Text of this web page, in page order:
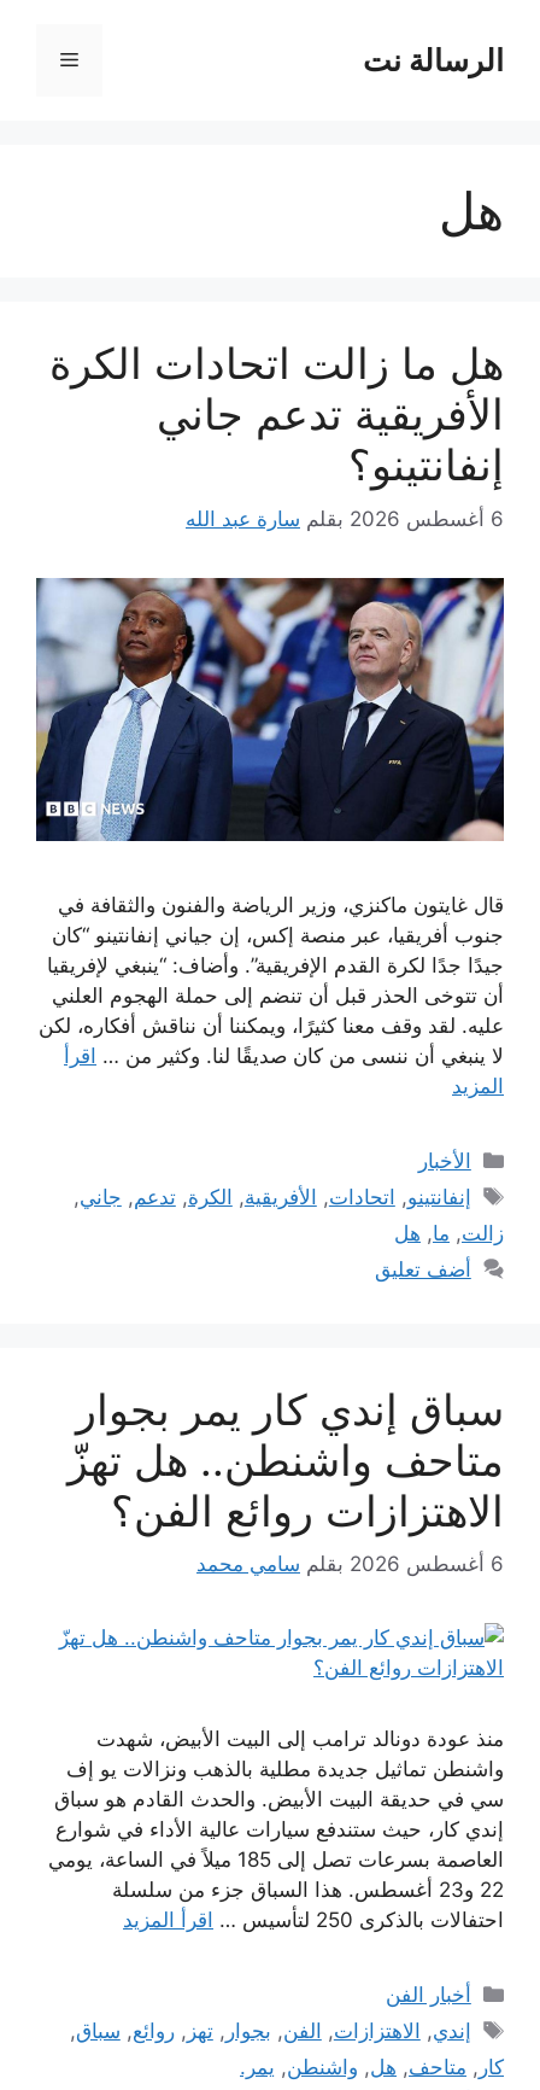
المحتوىالرسالة نت القائمة
هل
هل ما زالت اتحادات الكرة
الأفريقية تدعم جاني
إنفانتينو؟
6 أغسطس 2026 بقلم سارة عبد الله
قال غايتون ماكنزي، وزير الرياضة والفنون والثقافة في
جنوب أفريقيا، عبر منصة إكس، إن جياني إنفانتينو “كان
جيدًا جدًا لكرة القدم الإفريقية”. وأضاف: “ينبغي لإفريقيا
أن تتوخى الحذر قبل أن تنضم إلى حملة الهجوم العلني
عليه. لقد وقف معنا كثيرًا، ويمكننا أن نناقش أفكاره، لكن
لا ينبغي أن ننسى من كان صديقًا لنا. وكثير من … اقرأ
المزيد
التصنيفات
الأخبار
الوسوم
إنفانتينو, اتحادات, الأفريقية, الكرة,تدعم, جاني,
زالت, ما, هل
أضف تعليق
سباق إندي كار يمر بجوار
متاحف واشنطن.. هل تهزّ
الاهتزازات روائع الفن؟
6 أغسطس 2026 بقلم سامي محمد
منذ عودة دونالد ترامب إلى البيت الأبيض، شهدت
واشنطن تماثيل جديدة مطلية بالذهب ونزالات يو إف
سي في حديقة البيت الأبيض. والحدث القادم هو سباق
إندي كار، حيث ستندفع سيارات عالية الأداء في شوارع
العاصمة بسرعات تصل إلى 185 ميلاً في الساعة، يومي
22 و23 أغسطس. هذا السباق جزء من سلسلة
احتفالات بالذكرى 250 لتأسيس …
اقرأ المزيد
التصنيفات
أخبار الفن
الوسوم
إندي, الاهتزازات, الفن, بجوار ,تهز ,روائع, سباق,
كار , متاحف, هل, واشنطن, يمر.